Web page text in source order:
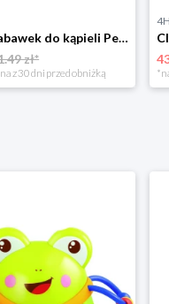
Zestaw zabawek do kąpieli Pelikan, od 4 miesięcy 4-Home
zł*
z 30 dni przed obniżką